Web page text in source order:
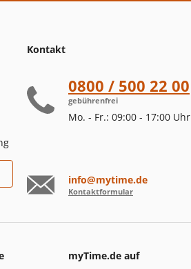
Kontakt
0800 / 500 22 00
gebührenfrei
Mo. - Fr.: 09:00 - 17:00 Uhr
info@mytime.de
Kontaktformular
myTime.de auf